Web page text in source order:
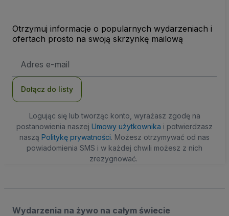
Otrzymuj informacje o popularnych wydarzeniach i
ofertach prosto na swoją skrzynkę mailową
e-
Dołącz do listy
Logując się lub tworząc konto, wyrażasz zgodę na
postanowienia naszej Umowy użytkownika i potwierdzasz
naszą Politykę prywatności. Możesz otrzymywać od nas
powiadomienia SMS i w każdej chwili możesz z nich
zrezygnować.
Wydarzenia na żywo na całym świecie